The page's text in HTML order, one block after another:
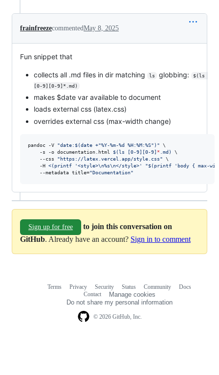
frainfreezecommentedMay 8, 2025
Fun snippet that
collects all .md files in dir matching ls globbing:
$(ls
[0-9][0-9]*.md)
makes $date var available to document
loads external css (latex.css)
overrides external css (max-width change)
pandoc -V "date: $(date +"%Y-%m-%d %H:%M:%S" ) " \
    -s -o documentation.html
$(ls [0-9][0-9] * .md )
\
    --css
"https://latex.vercel.app/style.css" \
    -H
<(printf '<style>\n%s\n</style>' "$(printf ' body { max-
    --metadata title=
"Documentation"
Sign up for free
to join this conversation on
GitHub. Already have an account? Sign in to comment
© 2026 GitHub, Inc.
Terms Privacy Security Status Community
Docs
Contact
Manage cookies
Do not share my personal information